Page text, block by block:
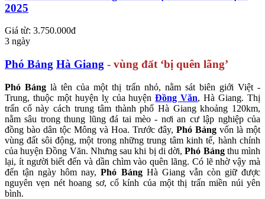
2025
Giá từ: 3.750.000đ
3 ngày
Phó Bảng Hà Giang - vùng đất ‘bị quên lãng’
Phó Bảng là tên của một thị trấn nhỏ, nằm sát biên giới Việt -
Trung, thuộc một huyện lỵ của huyệnĐồng Văn, Hà Giang. Thị
trấn cổ này cách trung tâm thành phố Hà Giang khoảng 120km,
nằm sâu trong thung lũng đá tai mèo - nơi an cư lập nghiệp của
đồng bào dân tộc Mông và Hoa. Trước đây, Phó Bảng vốn là một
vùng đất sôi động, một trong những trung tâm kinh tế, hành chính
của huyện Đồng Văn. Nhưng sau khi bị di dời,Phó Bảngthu mình
lại, ít người biết đến và dần chìm vào quên lãng. Có lẽ nhờ vậy mà
đến tận ngày hôm nay,Phó BảngHà Giang vẫn còn giữ được
nguyên vẹn nét hoang sơ, cổ kính của một thị trấn miền núi yên
bình.